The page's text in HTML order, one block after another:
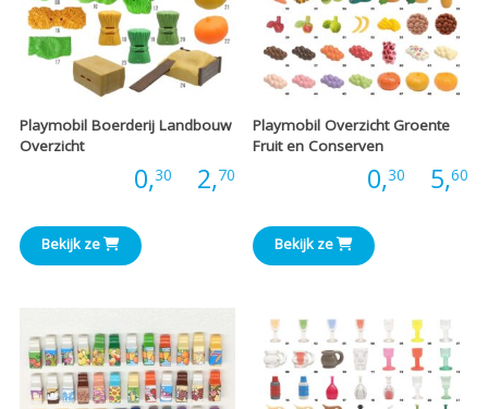
Playmobil Boerderij Landbouw
Overzicht
0,30 2,70Prijsklasse:
€0,30
tot
€2,70
Bekijk ze
Playmobil Overzicht Groente
Fruit en Conserven
0,30 5,60
Bekijk ze